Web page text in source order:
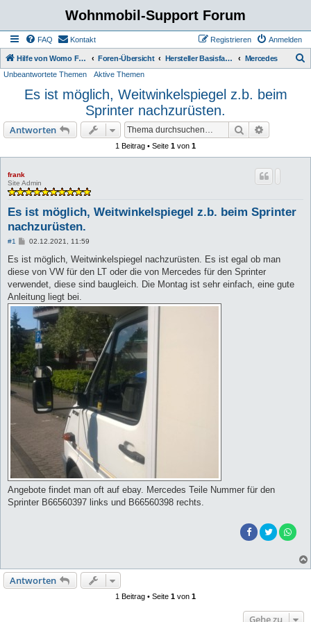
Wohnmobil-Support Forum
FAQ Kontakt Anmelden
Registrieren
Hilfe von Womo Fans für Womo Besitzer Foren-Übersicht Hersteller Basisfahrzeuge Mercedes
Unbeantwortete Themen Aktive Themen
Es ist möglich, Weitwinkelspiegel z.b. beim
Sprinter nachzurüsten.
Antworten Suche
1 Beitrag • Seite 1 von 1
frank
Site Admin
Es ist möglich, Weitwinkelspiegel z.b. beim Sprinter
nachzurüsten.
#1
B
i
r
a
02.12.2021, 11:59
Es ist möglich, Weitwinkelspiegel nachzurüsten. Es ist egal ob man
diese von VW für den LT oder die von Mercedes für den Sprinter
verwendet, diese sind baugleich. Die Montag ist sehr einfach, eine gute
Anleitung liegt bei.
Angebote findet man oft auf ebay. Mercedes Teile Nummer für den
Sprinter B66560397 links und B66560398 rechts.
Antworten
1 Beitrag • Seite 1 von 1